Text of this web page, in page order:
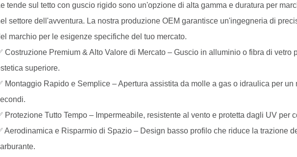
tende sul tetto con guscio rigido sono un'opzione di alta gamma e duratura per
settore dell'avventura. La nostra produzione OEM garantisce un'ingegneria di
marchio per le esigenze specifiche del tuo mercato.
Costruzione Premium & Alto Valore di Mercato – Guscio in alluminio o fibra di vetro
superiore.
Montaggio Rapido e Semplice – Apertura assistita da molle a gas o idraulica per
Protezione Tutto Tempo – Impermeabile, resistente al vento e protetta dagli UV per
Aerodinamica e Risparmio di Spazio – Design basso profilo che riduce la trazione